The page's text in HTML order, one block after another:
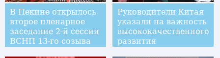
В Пекине открылось
второе пленарное
заседание 2-й сессии
ВСНП 13-го созыва
Руководители Китая
указали на важность
высококачественного
развития